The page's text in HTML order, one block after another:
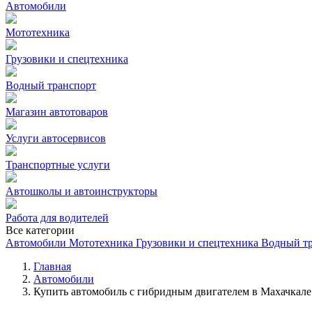
Автомобили
Мототехника
Грузовики и спецтехника
Водный транспорт
Магазин автотоваров
Услуги автосервисов
Транспортные услуги
Автошколы и автоинструкторы
Работа для водителей
Все категории
Автомобили Мототехника Грузовики и спецтехника Водный
Главная
Автомобили
Купить автомобиль с гибридным двигателем в Махачкале